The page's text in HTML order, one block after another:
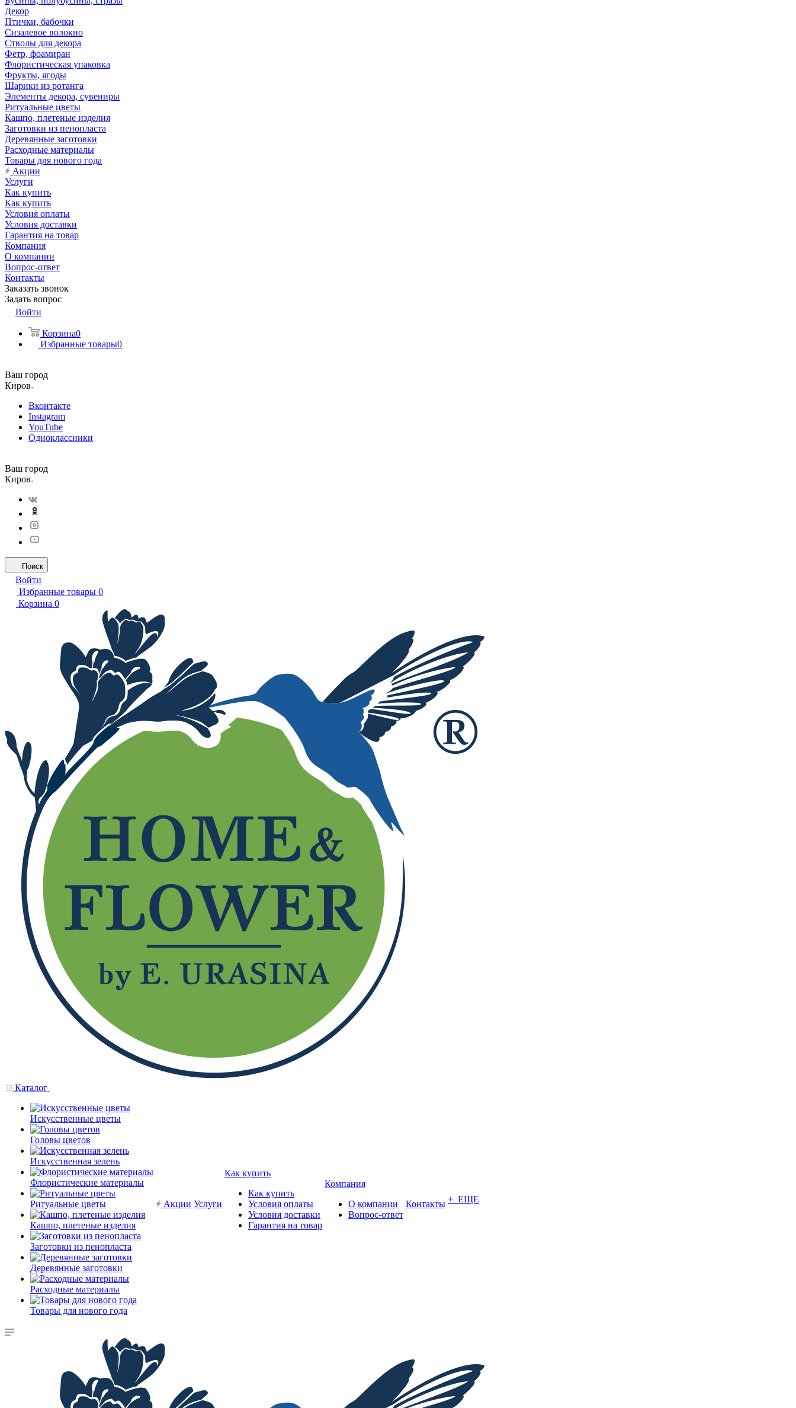
Декор
Птички, бабочки
Сизалевое волокно
Стволы для декора
Фетр, фоамиран
Флористическая упаковка
Фрукты, ягоды
Шарики из ротанга
Элементы декора, сувениры
Ритуальные цветы
Кашпо, плетеные изделия
Заготовки из пенопласта
Деревянные заготовки
Расходные материалы
Товары для нового года
Акции
Услуги
Как купить
Как купить
Условия оплаты
Условия доставки
Гарантия на товар
Компания
О компании
Вопрос-ответ
Контакты
Заказать звонок
Задать вопрос
Войти
Корзина0
Избранные товары0
Ваш город
Киров
Вконтакте
Instagram
YouTube
Одноклассники
Ваш город
Киров
Поиск
Войти
Избранные товары 0
Корзина 0
Каталог
Искусственные цветы
Головы цветов
Искусственная зелень
Флористические материалы
Ритуальные цветы
Кашпо, плетеные изделия
Заготовки из пенопласта
Деревянные заготовки
Расходные материалы
Товары для нового года
Акции Услуги
Как купить
Как купить
Условия оплаты
Условия доставки
Гарантия на товар
Компания
О компании
Вопрос-ответ
Контакты + ЕЩЕ